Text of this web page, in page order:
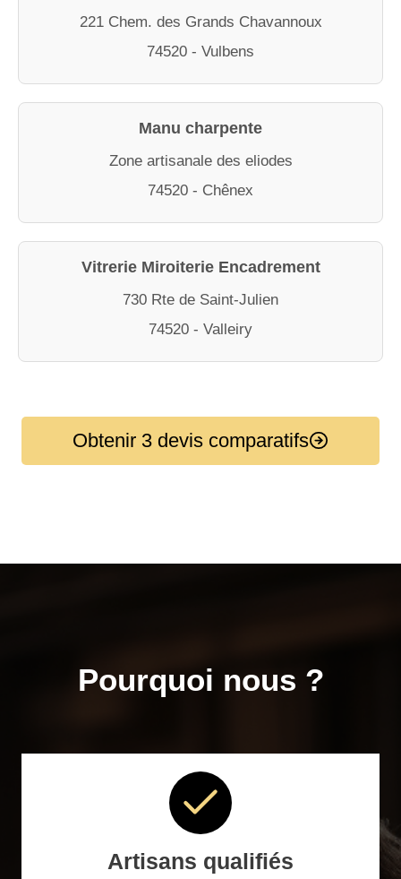
221 Chem. des Grands Chavannoux
74520 - Vulbens
Manu charpente
Zone artisanale des eliodes
74520 - Chênex
Vitrerie Miroiterie Encadrement
730 Rte de Saint-Julien
74520 - Valleiry
Obtenir 3 devis comparatifs
Pourquoi nous ?
Artisans qualifiés